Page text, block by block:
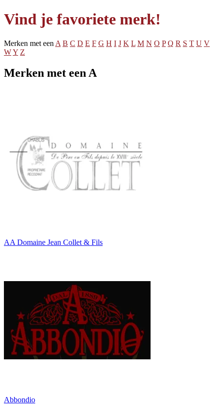
Vind je favoriete merk!
Merken met een A B C D E F G H I J K L M N O P Q R S T U V
WY Z
Merken met een A
AA Domaine Jean Collet & Fils
Abbondio